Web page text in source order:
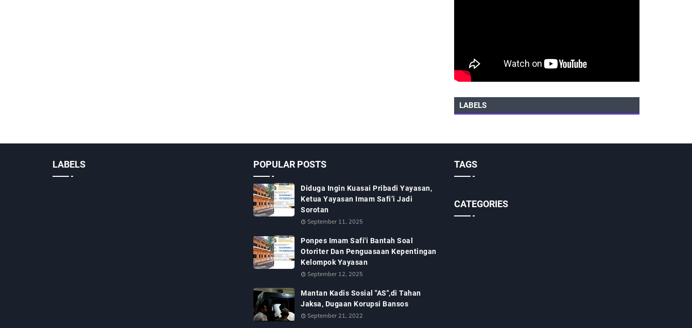
LABELS
LABELS POPULAR POSTS
Diduga Ingin Kuasai Pribadi Yayasan,
Ketua Yayasan Imam Safi’i Jadi
Sorotan
September 11, 2025
Ponpes Imam Safi'i Bantah Soal
Otoriter Dan Penguasaan Kepentingan
Kelompok Yayasan
September 12, 2025
Mantan Kadis Sosial "AS",di Tahan
Jaksa, Dugaan Korupsi Bansos
September 21, 2022
TAGS
CATEGORIES